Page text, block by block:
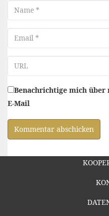
Name
Email
Benachrichtige mich über
E-Mail